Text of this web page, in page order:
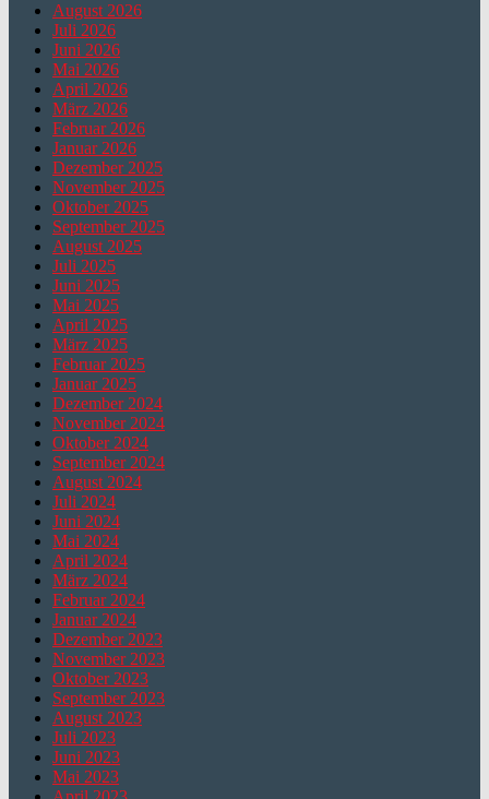
August 2026
Juli 2026
Juni 2026
Mai 2026
April 2026
März 2026
Februar 2026
Januar 2026
Dezember 2025
November 2025
Oktober 2025
September 2025
August 2025
Juli 2025
Juni 2025
Mai 2025
April 2025
März 2025
Februar 2025
Januar 2025
Dezember 2024
November 2024
Oktober 2024
September 2024
August 2024
Juli 2024
Juni 2024
Mai 2024
April 2024
März 2024
Februar 2024
Januar 2024
Dezember 2023
November 2023
Oktober 2023
September 2023
August 2023
Juli 2023
Juni 2023
Mai 2023